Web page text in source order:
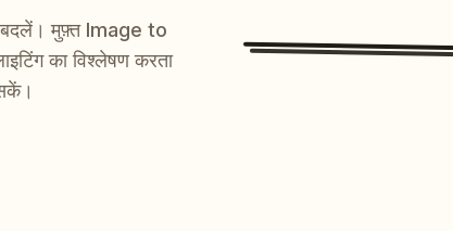
बदलें। मुफ़्त Image to
का विश्लेषण करता